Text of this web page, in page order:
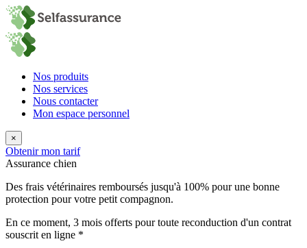
Nos produits
Nos services
Nous contacter
Mon espace personnel
×
Obtenir mon tarif
Assurance chien
Des frais vétérinaires remboursés jusqu'à 100% pour une bonne
protection pour votre petit compagnon.
En ce moment, 3 mois offerts pour toute reconduction d'un contrat
souscrit en ligne *